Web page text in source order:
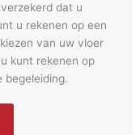
dat u
u rekenen op een
van uw vloer
kunt rekenen op
begeleiding.